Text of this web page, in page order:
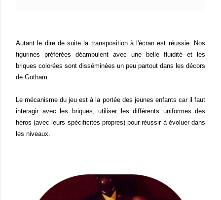
Autant le dire de suite la transposition à l'écran est réussie. Nos
figurines préférées déambulent avec une belle fluidité et les
briques colorées sont disséminées un peu partout dans les décors
de Gotham.
Le mécanisme du jeu est à la portée des jeunes enfants car il faut
interagir avec les briques, utiliser les différents uniformes des
héros (avec leurs spécificités propres) pour réussir à évoluer dans
les niveaux.